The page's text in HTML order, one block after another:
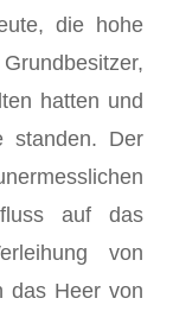
die hohe
hatten und
standen. Der
auf das
von
das Heer von